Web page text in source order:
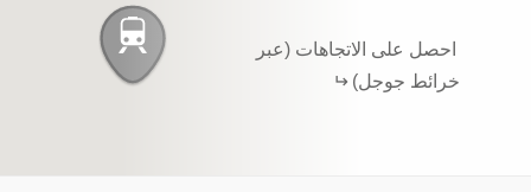
احصل على الاتجاهات (عبر
خرائط جوجل)